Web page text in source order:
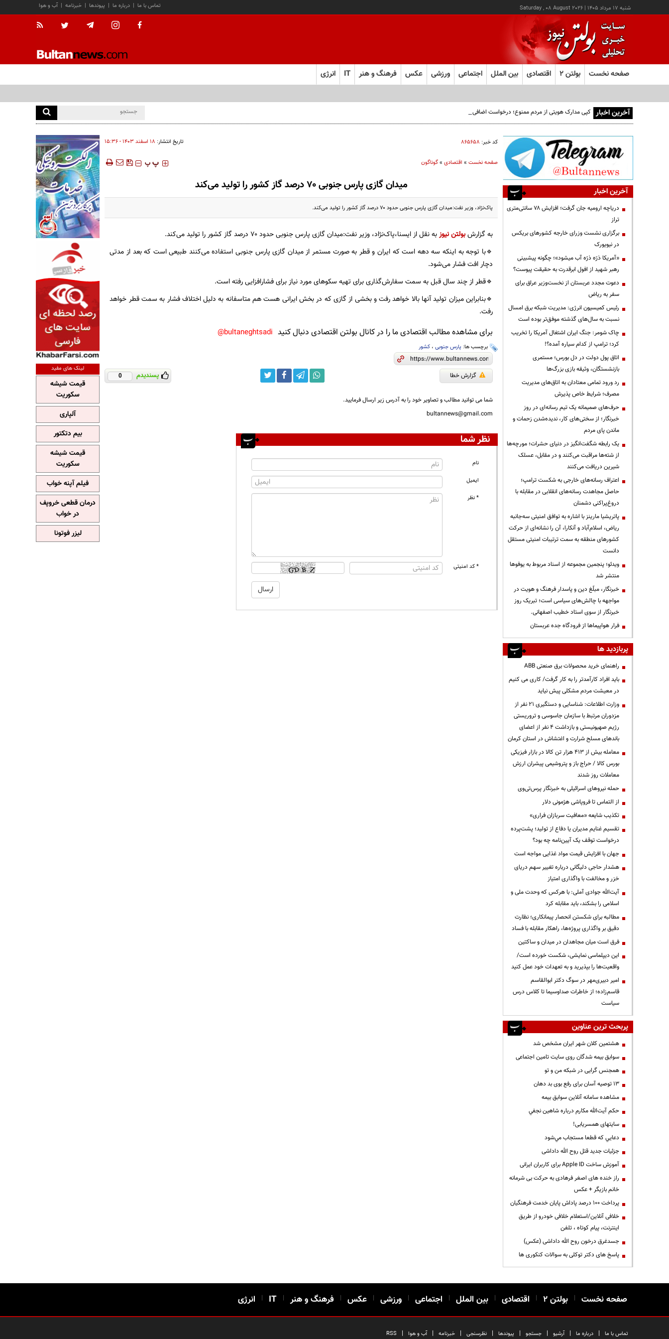
شنبه ۱۷ مرداد ۱۴۰۵ |
Saturday , 08 August 2026 آب و هوا | خبرنامه | پیوندها | درباره ما | تماس با ما
صفحه نخست بولتن ۲ اقتصادی بین الملل اجتماعی ورزشی عکس فرهنگ و هنر IT انرژی
آخرین اخبار کپی مدارک هویتی از مردم ممنوع؛ درخواست اضافی، می‌تواند پرونده تخلف اداری به دنبال داشته باشد!
کد خبر: ۸۶۵۶۵۸ تاریخ انتشار: ۱۸ اسفند ۱۴۰۳ - ۱۵:۳۶
صفحه نخست» اقتصادی»گوناگون ‍‍‍ پ پ
میدان گازی پارس جنوبی ۷۰ درصد گاز کشو‌ر را تولید می‌کند
پاک‌نژاد، وزیر نفت:میدان گازی پارس جنوبی حدود ۷۰ درصد گاز کشو‌ر را تولید می‌کند.
به گزارشبولتن نیوزبه نقل از ایسنا،پاک‌نژاد، وزیر نفت:میدان گازی پارس جنوبی حدود ۷۰ درصد گاز کشو‌ر را تولید می‌کند.
🔹با توجه به اینکه سه دهه است که ایران و قطر به صورت مستمر از میدان گازی پارس جنوبی استفاده می‌کنند طبیعی است که بعد از مدتی
دچار افت فشار می‌شود.
🔹قطر از چند سال قبل به سمت سفارش‌گذاری برای تهیه سکوهای مورد نیاز برای فشارافزایی رفته است.
🔹بنابراین میزان تولید آنها بالا خواهد رفت و بخشی از گازی که در بخش ایرانی هست هم متاسفانه به دلیل اختلاف فشار به سمت قطر خواهد
رفت.
برای مشاهده مطالب اقتصادی ما را در کانال بولتن اقتصادی دنبال کنید bultaneghtsadi@
برچسب ها: پارس جنوبی، کشور
گزارش خطا پسندیدم 0
شما می توانید مطالب و تصاویر خود را به آدرس زیر ارسال فرمایید.
bultannews@gmail.com
نظر شما
نام
ایمیل
* نظر
* کد امنیتی
آخرین اخبار
دریاچه ارومیه جان گرفت؛ افزایش ۷۸ سانتی‌متری
تراز
برگزاری نشست وزرای خارجه کشورهای بریکس
در نیویورک
«آمریکا ذرّه ذرّه آب میشود»؛ چگونه پیشبینی
رهبر شهید از افول ابرقدرت به حقیقت پیوست؟
دعوت مجدد عربستان از نخست‌وزیر عراق برای
سفر به ریاض
رئیس کمیسیون انرژی: مدیریت شبکه برق امسال
نسبت به سال‌های گذشته موفق‌تر بوده است
چاک شومر: جنگ ایران اشتغال آمریکا را تخریب
کرد؛ ترامپ از کدام سیاره آمده؟!
اتاق پول دولت در دل بورس؛ مستمری
بازنشستگان، وثیقه بازی بزرگ‌ها
رد ورود تمامی معتادان به اتاق‌های مدیریت
مصرف؛ شرایط خاص پذیرش
حرف‌های صمیمانه یک تیم رسانه‌ای در روز
خبرنگار؛ از سختی‌های کار، ندیده‌شدن زحمات و
ماندن پای مردم
یک رابطه شگفت‌انگیز در دنیای حشرات؛ مورچه‌ها
از شته‌ها مراقبت می‌کنند و در مقابل، عسلک
شیرین دریافت می‌کنند
اعتراف رسانه‌های خارجی به شکست ترامپ؛
حاصل مجاهدت رسانه‌های انقلابی در مقابله با
دروغ‌پراکنی دشمنان
پاتریشیا مارینز با اشاره به توافق امنیتی سه‌جانبه
ریاض، اسلام‌آباد و آنکارا، آن را نشانه‌ای از حرکت
کشورهای منطقه به سمت ترتیبات امنیتی مستقل
دانست
ویدئو؛ پنجمین مجموعه از اسناد مربوط به یوفوها
منتشر شد
خبرنگار، مبلّغ دین و پاسدار فرهنگ و هویت در
مواجهه با چالش‌های سیاسی است؛ تبریک روز
خبرنگار از سوی استاد خطیب اصفهانی.
فرار هواپیماها از فرودگاه جده عربستان
پربازدید ها
راهنمای خرید محصولات برق صنعتی ABB
باید افراد کارآمدتر را به کار گرفت/ کاری می کنیم
در معیشت مردم مشکلی پیش نیاید
وزارت اطلاعات: شناسایی و دستگیری ۲۱ نفر از
مزدوران مرتبط با سازمان جاسوسی و تروریستی
رژیم صهیونیستی و بازداشت ۴ نفر از اعضای
باندهای مسلح شرارت و اغتشاش در استان کرمان
معامله بیش از ۴۱۳ هزار تن کالا در بازار فیزیکی
بورس کالا / حراج باز و پتروشیمی پیشران ارزش
معاملات روز شدند
حمله نیروهای اسرائیلی به خبرنگار پرس‌تی‌وی
از التماس تا فروپاشی هژمونی دلار
تکذیب شایعه «معافیت سربازان فراری»
تقسیم غنایم مدیران یا دفاع از تولید؛ پشت‌پرده
درخواست توقف یک آیین‌نامه چه بود؟
جهان با افزایش قیمت مواد غذایی مواجه است
هشدار حاجی دلیگانی درباره تغییر سهم دریای
خزر و مخالفت با واگذاری امتیاز
آیت‌الله جوادی آملی: با هرکس که وحدت ملی و
اسلامی را بشکند، باید مقابله کرد
مطالبه برای شکستن انحصار پیمانکاری؛ نظارت
دقیق بر واگذاری پروژه‌ها، راهکار مقابله با فساد
فرق است میان مجاهدان در میدان و ساکتین
این دیپلماسی نمایشی، شکست خورده است/
واقعیت‌ها را بپذیرید و به تعهدات خود عمل کنید
امیر دبیری‌مهر در سوگ دکتر ابوالقاسم
قاسم‌زاده؛ از خاطرات صداوسیما تا کلاس درس
سیاست
پربحث ترین عناوین
هشتمین کلان شهر ایران مشخص شد
سوابق بیمه شدگان روی سایت تامین اجتماعی
همجنس گرایی در شبکه من و تو
13 توصیه آسان برای رفع بوی بد دهان
مشاهده سامانه آنلاين سوابق بیمه
حكم آيت‌الله مكارم درباره شاهين نجفي
سایتهای همسریابی!
دعايي كه قطعا مستجاب مي‌شود
جزئیات جدید قتل روح الله داداشی
آموزش ساخت Apple ID برای کاربران ایرانی
راز خنده های اصغر فرهادی به حرکت بی شرمانه
خانم بازیگر + عکس
پرداخت ۱۰۰ درصد پاداش پایان خدمت فرهنگیان
خلافی آنلاین/استعلام خلافی خودرو از طریق
اینترنت، پیام کوتاه ، تلفن
جسدغرق درخون روح الله داداشی (عکس)
پاسخ های دکتر توکلی به سوالات کنکوری ها
لینک های مفید
قیمت شیشه
سکوریت
آلپاری
بیم دتکتور
قیمت شیشه
سکوریت
فیلم آپنه خواب
درمان قطعی خروپف
در خواب
لیزر فوتونا
صفحه نخست | بولتن ۲ | اقتصادی | بین الملل | اجتماعی | ورزشی | عکس | فرهنگ و هنر |
IT
| انرژی
تماس با ما | درباره ما | آرشیو | جستجو | پیوندها | نظرسنجی | خبرنامه | آب و هوا |
RSS